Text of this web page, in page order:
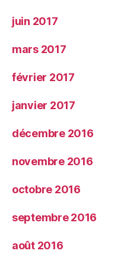
juin 2017
mars 2017
février 2017
janvier 2017
décembre 2016
novembre 2016
octobre 2016
septembre 2016
août 2016